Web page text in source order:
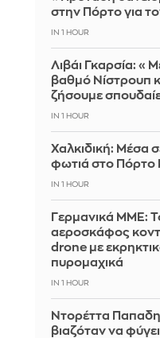
στην Πόρτο για
IN 1 HOUR
Λιβάι Γκαρσία:
βαθμό Νίστρουπ
ζήσουμε
IN 1 HOUR
Χαλκιδική: Μέσα
φωτιά στο Πόρτο
IN 1 HOUR
Γερμανικά ΜΜΕ:
αεροσκάφος
drone με
πυρομαχικά
IN 1 HOUR
Ντορέττα
βιαζόταν να